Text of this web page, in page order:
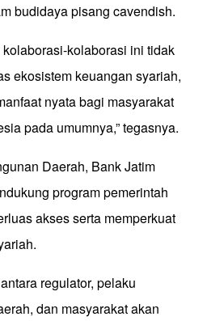
budidaya pisang cavendish.
kolaborasi ini tidak
ekosistem keuangan syariah,
nyata bagi masyarakat
pada umumnya,” tegasnya.
Daerah, Bank Jatim
program pemerintah
akses serta memperkuat
regulator, pelaku
dan masyarakat akan